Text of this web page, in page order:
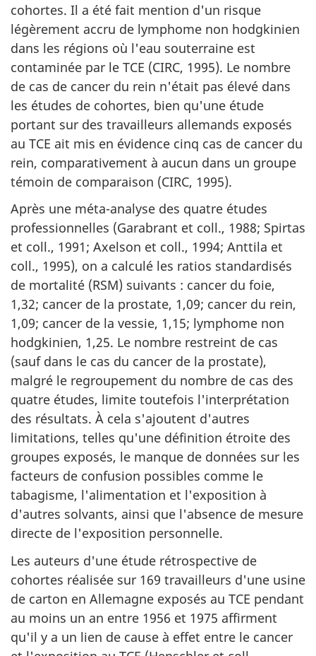
cohortes. Il a été fait mention d'un risque
légèrement accru de lymphome non hodgkinien
dans les régions où l'eau souterraine est
contaminée par le TCE (CIRC, 1995). Le nombre
de cas de cancer du rein n'était pas élevé dans
les études de cohortes, bien qu'une étude
portant sur des travailleurs allemands exposés
au TCE ait mis en évidence cinq cas de cancer du
rein, comparativement à aucun dans un groupe
témoin de comparaison (CIRC, 1995).
Après une méta-analyse des quatre études
professionnelles (Garabrant et coll., 1988; Spirtas
et coll., 1991; Axelson et coll., 1994; Anttila et
coll., 1995), on a calculé les ratios standardisés
de mortalité (RSM) suivants : cancer du foie,
1,32; cancer de la prostate, 1,09; cancer du rein,
1,09; cancer de la vessie, 1,15; lymphome non
hodgkinien, 1,25. Le nombre restreint de cas
(sauf dans le cas du cancer de la prostate),
malgré le regroupement du nombre de cas des
quatre études, limite toutefois l'interprétation
des résultats. À cela s'ajoutent d'autres
limitations, telles qu'une définition étroite des
groupes exposés, le manque de données sur les
facteurs de confusion possibles comme le
tabagisme, l'alimentation et l'exposition à
d'autres solvants, ainsi que l'absence de mesure
directe de l'exposition personnelle.
Les auteurs d'une étude rétrospective de
cohortes réalisée sur 169 travailleurs d'une usine
de carton en Allemagne exposés au TCE pendant
au moins un an entre 1956 et 1975 affirment
qu'il y a un lien de cause à effet entre le cancer